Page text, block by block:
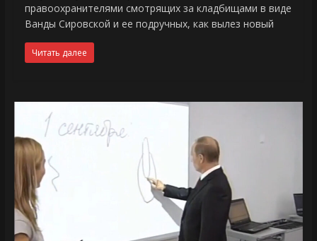
правоохранителями смотрящих за кладбищами в виде
Ванды Сировской и ее подручных, как вылез новый
Читать далее